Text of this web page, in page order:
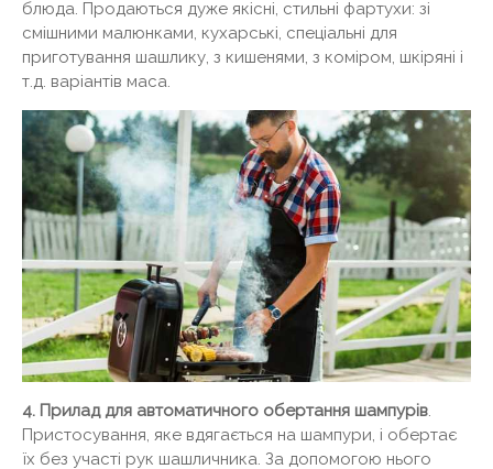
блюда. Продаються дуже якісні, стильні фартухи: зі
смішними малюнками, кухарські, спеціальні для
приготування шашлику, з кишенями, з коміром, шкіряні і
т.д. варіантів маса.
4. Прилад для автоматичного обертання шампурів.
Пристосування, яке вдягається на шампури, і обертає
їх без участі рук шашличника. За допомогою нього